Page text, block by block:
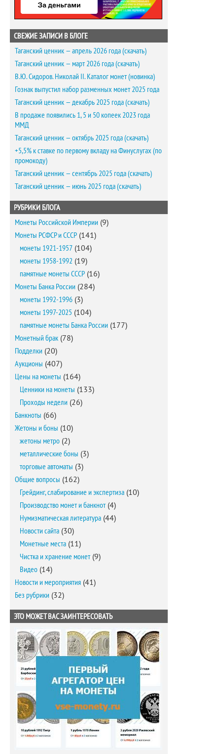
СВЕЖИЕ ЗАПИСИ В БЛОГЕ
Таганский ценник — апрель 2026 года (скачать)
Таганский ценник — март 2026 года (скачать)
В.Ю. Сидоров. Николай II. Каталог монет (новинка)
Гознак выпустил набор разменных монет 2025 года
Таганский ценник — декабрь 2025 года (скачать)
В продаже появились 1, 5 и 50 копеек 2023 года
ММД
Таганский ценник — октябрь 2025 года (скачать)
+5,5% к ставке по первому вкладу на Финуслугах (по
промокоду)
Таганский ценник — сентябрь 2025 года (скачать)
Таганский ценник — июнь 2025 года (скачать)
РУБРИКИ БЛОГА
Монеты Российской Империи (9)
Монеты РСФСР и СССР (141)
монеты 1921-1957 (104)
монеты 1958-1992 (19)
памятные монеты СССР (16)
Монеты Банка России (284)
монеты 1992-1996 (3)
монеты 1997-2025 (104)
памятные монеты Банка России (177)
Монетный брак (78)
Подделки (20)
Аукционы (407)
Цены на монеты (164)
Ценники на монеты (133)
Проходы недели (26)
Банкноты (66)
Жетоны и боны (10)
жетоны метро (2)
металлические боны (3)
торговые автоматы (3)
Общие вопросы (162)
Грейдинг, слабирование и экспертиза (10)
Производство монет и банкнот(4)
Нумизматическая литература (44)
Новости сайта (30)
Монетные места (11)
Чистка и хранение монет(9)
Видео (14)
Новости и мероприятия (41)
Без рубрики (32)
ЭТО МОЖЕТ ВАС ЗАИНТЕРЕСОВАТЬ